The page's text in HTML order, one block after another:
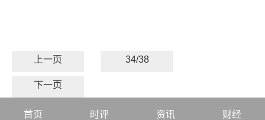
上一页 34/38
下一页
首页 时评 资讯 财经